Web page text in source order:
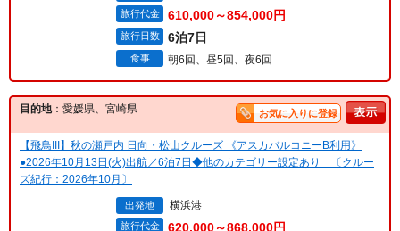
旅行代金 610,000～854,000円
旅行日数 6泊7日
食事 朝6回、昼5回、夜6回
目的地：愛媛県、宮崎県 お気に入りに登録
【飛鳥III】秋の瀬戸内 日向・松山クルーズ 《アスカバルコニーB利用》
●2026年10月13日(火)出航／6泊7日◆他のカテゴリー設定あり 〔クルー
ズ紀行：2026年10月〕
出発地 横浜港
旅行代金 620,000～868,000円